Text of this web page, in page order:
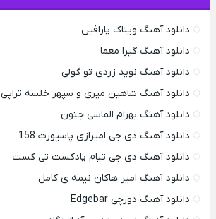
دانلود آهنگ ویناک پارافین
دانلود آهنگ گیرا معما
دانلود آهنگ نوید زردی تو گولی
دانلود آهنگ شاهین میری و سپهر خلسه تراپی
دانلود آهنگ بهرام الماسی جنون
دانلود آهنگ دی جی امیرازی پاسپورت 158
دانلود آهنگ دی جی تیام پادکست تی کست
دانلود آهنگ امیر هاکان نیمه ی کامل
دانلود آهنگ دورچی Edgebar